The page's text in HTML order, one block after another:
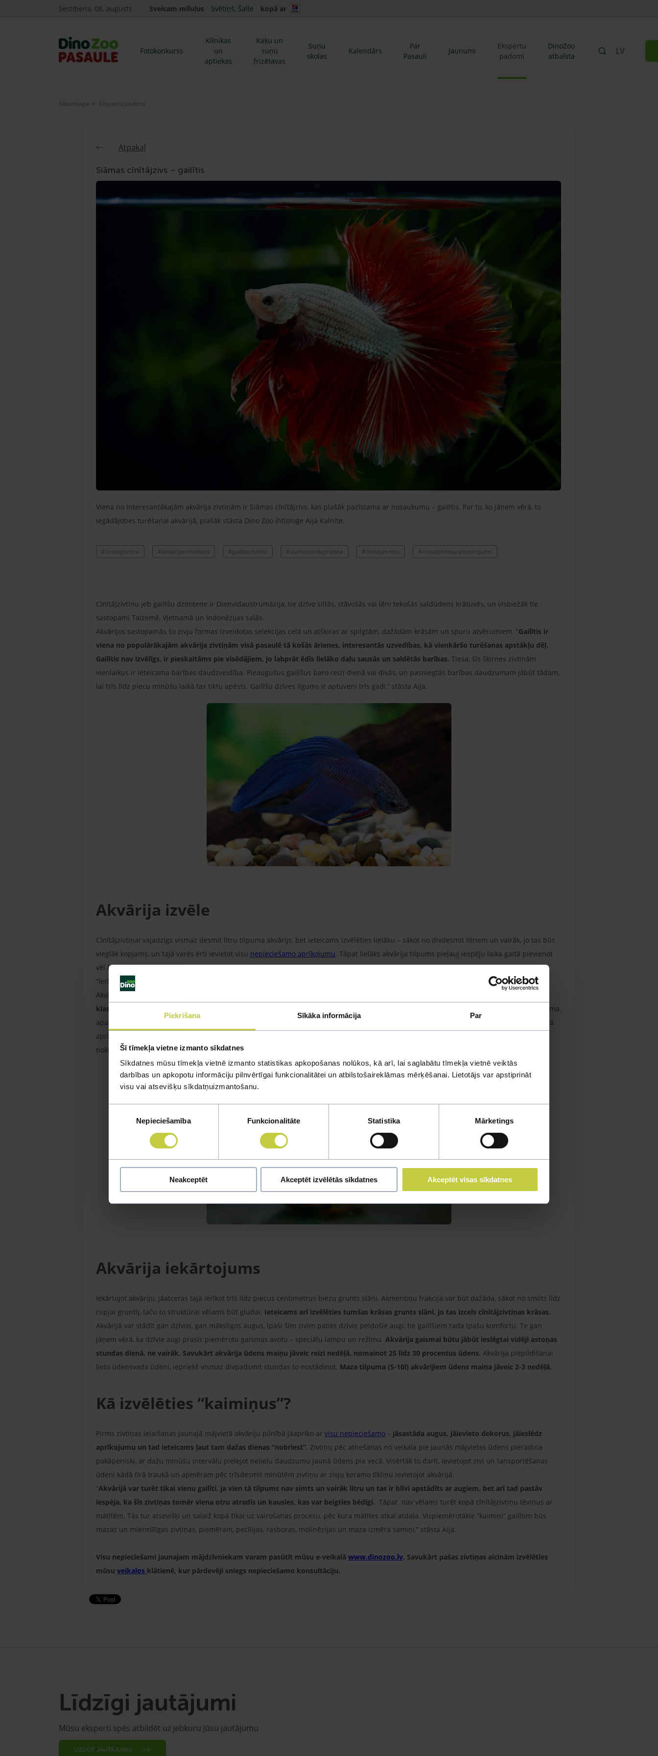
Piekrišana Sīkāka informācija Par
Šī tīmekļa vietne izmanto sīkdatnes
Sīkdatnes mūsu tīmekļa vietnē izmanto statistikas apkopošanas nolūkos, kā arī, lai saglabātu tīmekļa vietnē veiktās
darbības un apkopotu informāciju pilnvērtīgai funkcionalitātei un atbilstošaireklāmas mērķēšanai. Lietotājs var apstiprināt
visu vai atsevišķu sīkdatņuizmantošanu.
Nepieciešamība Funkcionalitāte Statistika Mārketings
Neakceptēt Akceptēt izvēlētās sīkdatnes Akceptēt visas sīkdatnes
Sestdiena, 08. augusts Sveicam mīluļus Svētiņš, Šalle kopā ar
Fotokonkurss
Klīnikas
un
aptiekas
Kaķu un
suņu
frizētavas
Suņu
skolas
Kalendārs
Par
Pasauli
Jaunumi
Ekspertu
padomi
DinoZoo
atbalsta
LV
Sākumlapa Ekspertu padomi
Atpakaļ
Siāmas cīnītājzivs – gailītis
Viena no interesantākajām akvārija zivtiņām ir Siāmas cīnītājzivs, kas plašāk pazīstama ar nosaukumu – gailītis. Par to, ko jāņem vērā, to
iegādājoties turēšanai akvārijā, plašāk stāsta Dino Zoo ihtioloģe Aija Kalnīte.
#cinitajzivtina #akvarijaiemitnieki #gailitiszivtina #siamascinitajzivtina #cinitajzivtinu #cinitajzivtinuraksturojums
Cīnītājzivtiņu jeb gailīšu dzimtene ir Dienvidaustrumāzija, tie dzīvo siltās, stāvošās vai lēni tekošās saldūdens krātuvēs, un visbiežāk tie
sastopami Taizemē, Vjetnamā un Indonēzijas salās.
Akvārijos sastopamās šo zivju formas izveidotas selekcijas ceļā un atšķiras ar spilgtām, dažādām krāsām un spuru atvērumiem. “Gailītis ir
viena no populārākajām akvārija zivtiņām visā pasaulē tā košās ārienes, interesantās uzvedības, kā vienkāršo turēšanas apstākļu dēļ.
Gailītis nav izvēlīgs, ir pieskaitāms pie visēdājiem, jo labprāt ēdīs lielāko daļu sausās un saldētās barības. Tiesa, šīs šķirnes zivtiņām
vienlaikus ir ieteicama barības daudzveidība. Pieaugušus gailīšus baro reizi dienā vai divās, un pasniegtās barības daudzumam jābūt tādam,
lai trīs līdz piecu minūšu laikā tas tiktu apēsts. Gailīšu dzīves ilgums ir aptuveni trīs gadi,” stāsta Aija.
Akvārija izvēle
Cīnītājzivtiņai vajadzīgs vismaz desmit litru tilpuma akvārijs, bet ieteiсams izvēlēties lielāku – sākot no divdesmit litriem un vairāk, jo tas būs
vieglāk kopjams, un tajā varēs ērti ievietot visu nepieciešamo aprīkojumu. Tāpat lielāks akvārija tilpums pieļauj iespēju laika gaitā pievienot
vēl kādu zivtiņu. Jāņem arī vērā, ka reālais ūdens tilpums akvārijā kļūs mazāks, ievietojot tajā grunti, aprīkojumu un dekorācijas.
“Ierīkojot akvāriju, tam nepieciešams
, jo cīnītājzivtiņām ūdens temperatūru jānodrošina 23 līdz 25 grādus siltu.
Akvārija aerācija nav obligāti nepieciešama, ja vien netiek plānots ieviest arī citas zivtiņas.
klasiskam taisnstūra formas akvārijam, bet tirdzniecībā ir pieejamas dažādas to formas.
Nereti gailīšu turēšanai tiek izvēlēti maza tilpuma,
apaļi stikla trauki, taču tiem ir vairāki būtiski trūkumi. Piemēram, mazs tilpums un praktiski neiespējama pareiza kopšana, un nepieciešamā
aprīkojuma uzstādīšana. Ja tomēr ir nepārvarama vēlēšanās iegādāties tieši šāda tipa akvāriju, ieteicams iegādāties jau gatavu,
nokomplektētu apaļo akvāriju ar vāku, gaismas ķermeni un iebūvētu tehnisko aprīkojumu,” iesaka Aija.
Akvārija iekārtojums
Iekārtojot akvāriju, jāatceras tajā ierīkot trīs līdz piecus centimetrus biezu grunts slāni. Akmentiņu frakcija var būt dažāda, sākot no smilts līdz
rupjai gruntij, taču to struktūrai vēlams būt gludai. Ieteicams arī izvēlēties tumšas krāsas grunts slāni, jo tas izcels cīnītājzivtiņas krāsas.
Akvārijā var stādīt gan dzīvos, gan mākslīgos augus, īpaši šīm zivīm patiks dzīvie peldošie augi, tie gailīšiem rada īpašu komfortu. Te gan
jāņem vērā, ka dzīvie augi prasīs piemērotu gaismas avotu – speciālu lampu un režīmu. Akvārija gaismai būtu jābūt ieslēgtai vidēji astoņas
stundas dienā, ne vairāk. Savukārt akvārija ūdens maiņu jāveic reizi nedēļā, nomainot 25 līdz 30 procentus ūdens. Akvārija piepildīšanai
lieto ūdensvada ūdeni, iepriekš vismaz divpadsmit stundas to nostādinot. Maza tilpuma (5-10l) akvārijiem ūdens maiņa jāveic 2-3 nedēļā.
Kā izvēlēties “kaimiņus”?
Pirms zivtiņas ielaišanas jaunajā mājvietā akvāriju pilnībā jāaprīko ar visu nepieciešamo – jāsastāda augus, jāievieto dekorus, jāieslēdz
aprīkojumu un tad ieteicams ļaut tam dažas dienas “nobriest”. Zivtiņu pēc atnešanas no veikala pie jaunās mājvietas ūdens pieradina
pakāpeniski, ar dažu minūšu intervālu pielejot nelielu daudzumu jaunā ūdens pie vecā. Visērtāk to darīt, ievietojot zivi un tansportēšanas
ūdeni kādā tīrā traukā un apmēram pēc trīsdesmit minūtēm zivtiņu ar zivju ķeramo tīkliņu ievietojot akvārijā.
“Akvārijā var turēt tikai vienu gailīti, ja vien tā tilpums nav simts un vairāk litru un tas ir blīvi apstādīts ar augiem, bet arī tad pastāv
iespēja, ka šīs zivtiņas tomēr viena otru atradīs un kausies, kas var beigties bēdīgi. Tāpat nav vēlams turēt kopā cīnītājzivtiņu tēviņus ar
mātītēm. Tās tur atsevišķi un salaiž kopā tikai uz vairošanas procesu, pēc kura mātītes atkal atdala. Vispiemērotākie “kaimiņi” gailītim būs
mazas un miermīlīgas zivtiņas, piemēram, pecīlijas, rasboras, molinēzijas un maza izmēra samiņi,” stāsta Aija.
Visu nepieciešami jaunajam mājdzīvniekam varam pasūtīt mūsu e-veikalā www.dinozoo.lv. Savukārt pašas zivtiņas aicinām izvēlēties
mūsu veikalos klātienē, kur pārdevēji sniegs nepieciešamo konsultāciju.
Līdzīgi jautājumi
Mūsu eksperti spēs atbildēt uz jebkuru Jūsu jautājumu
UZDOT JAUTĀJUMU